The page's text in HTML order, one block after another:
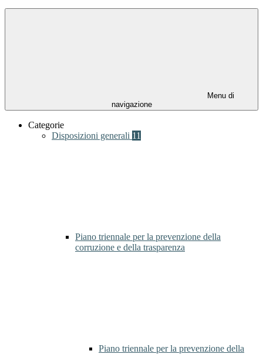
Menu di
navigazione
Categorie
Disposizioni generali 11
Piano triennale per la prevenzione della
corruzione e della trasparenza
Piano triennale per la prevenzione della